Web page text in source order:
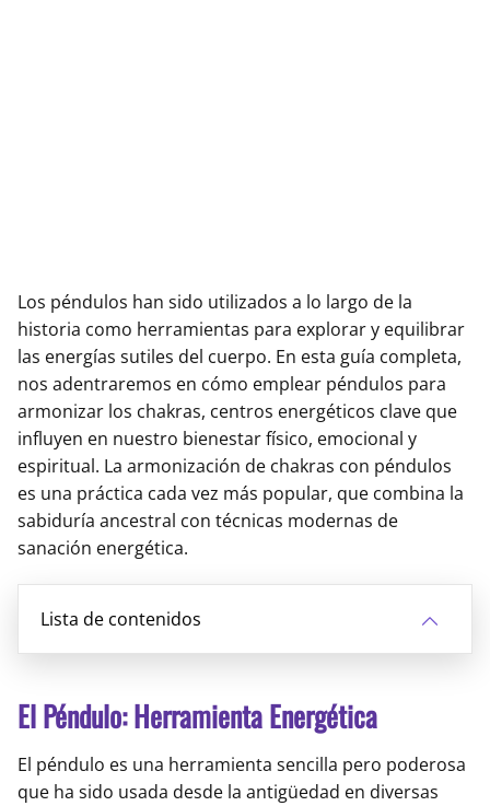
Los péndulos han sido utilizados a lo largo de la
historia como herramientas para explorar y equilibrar
las energías sutiles del cuerpo. En esta guía completa,
nos adentraremos en cómo emplear péndulos para
armonizar los chakras, centros energéticos clave que
influyen en nuestro bienestar físico, emocional y
espiritual. La armonización de chakras con péndulos
es una práctica cada vez más popular, que combina la
sabiduría ancestral con técnicas modernas de
sanación energética.
Lista de contenidos
El Péndulo: Herramienta Energética
El péndulo es una herramienta sencilla pero poderosa
que ha sido usada desde la antigüedad en diversas